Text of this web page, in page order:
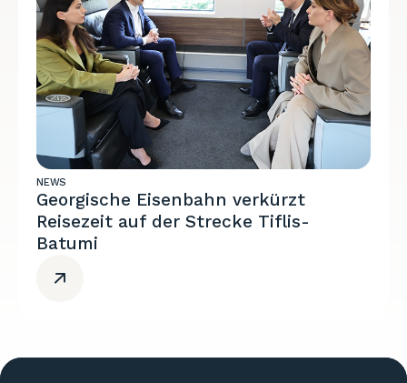
NEWS
Georgische Eisenbahn verkürzt
Reisezeit auf der Strecke Tiflis-
Batumi